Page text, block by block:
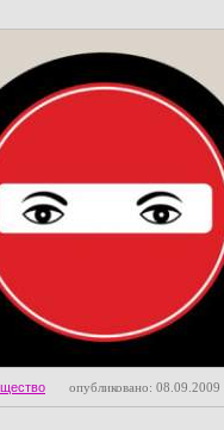
опубликовано: 08.09.2009